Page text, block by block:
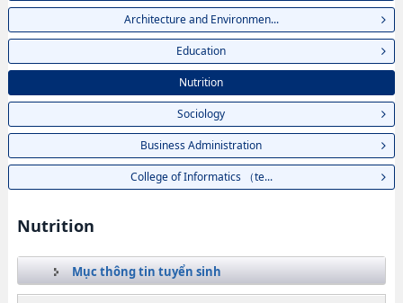
Architecture and Environmen...
Education
Nutrition
Sociology
Business Administration
College of Informatics （te...
Nutrition
Mục thông tin tuyển sinh